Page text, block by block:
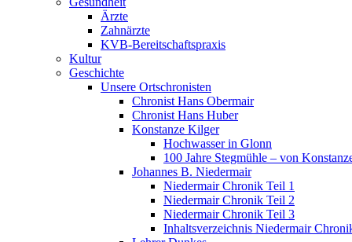
Ärzte
Zahnärzte
KVB-Bereitschaftspraxis
Kultur
Geschichte
Unsere Ortschronisten
Chronist Hans Obermair
Chronist Hans Huber
Konstanze Kilger
Hochwasser in Glonn
100 Jahre Stegmühle – von
Johannes B. Niedermair
Niedermair Chronik Teil 1
Niedermair Chronik Teil 2
Niedermair Chronik Teil 3
Inhaltsverzeichnis Niedermair